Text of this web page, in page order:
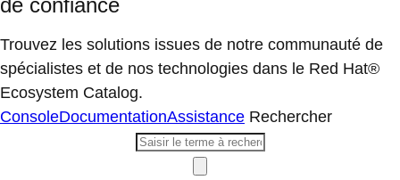
de confiance
Trouvez les solutions issues de notre communauté de
spécialistes et de nos technologies dans le Red Hat®
Ecosystem Catalog.
ConsoleDocumentationAssistance Rechercher